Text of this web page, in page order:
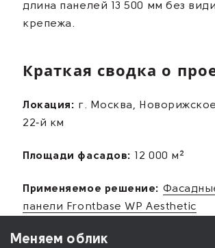
длина панелей 13 500 мм без
крепежа.
Краткая сводка о
Локация: г. Москва,
22‑й км
Площади фасадов: 12 000 м²
Применяемое решение:
панели Frontbase WP Aesthetic
Меняем облик